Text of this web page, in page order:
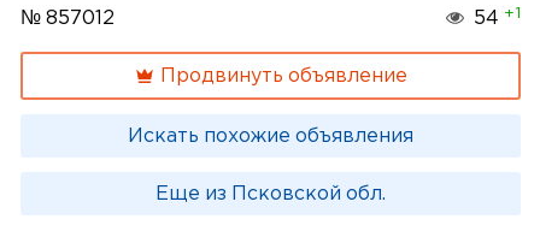
№ 857012 54 +1
Продвинуть объявление
Искать похожие объявления
Еще из Псковской обл.